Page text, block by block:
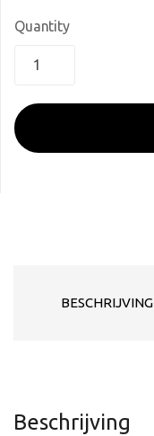
Quantity
BESCHRIJVING
Beschrijving